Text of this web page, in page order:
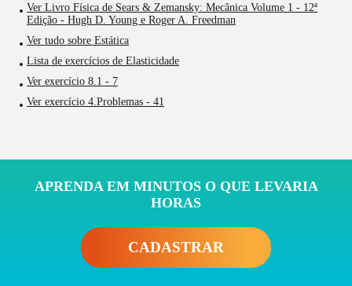
Ver Livro Física de Sears & Zemansky: Mecânica Volume 1 - 12ª
Edição - Hugh D. Young e Roger A. Freedman
Ver tudo sobre Estática
Lista de exercícios de Elasticidade
Ver exercício 8.1 - 7
Ver exercício 4.Problemas - 41
APRENDA EM MINUTOS O QUE LEVARIA
HORAS
CADASTRAR